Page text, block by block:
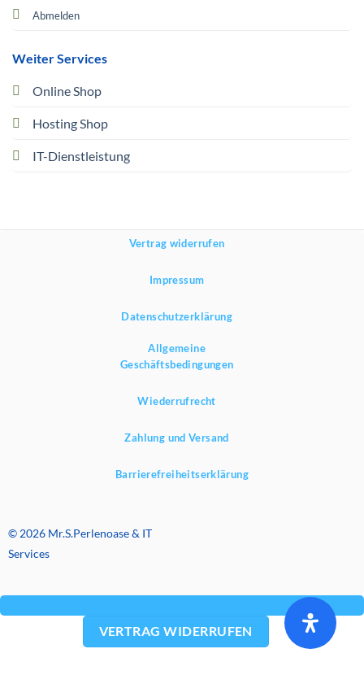
Abmelden
Weiter Services
Online Shop
Hosting Shop
IT-Dienstleistung
Vertrag widerrufen
Impressum
Datenschutzerklärung
Allgemeine
Geschäftsbedingungen
Wiederrufrecht
Zahlung und Versand
Barrierefreiheitserklärung
© 2026 Mr.S.Perlenoase & IT
Services
VERTRAG WIDERRUFEN